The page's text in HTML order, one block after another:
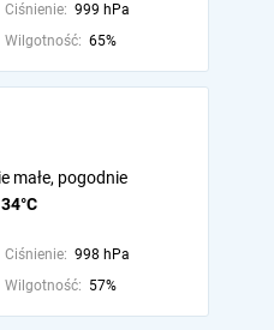
Ciśnienie: 999 hPa
Wilgotność: 65%
34°C
małe, pogodnie
Ciśnienie: 998 hPa
Wilgotność: 57%